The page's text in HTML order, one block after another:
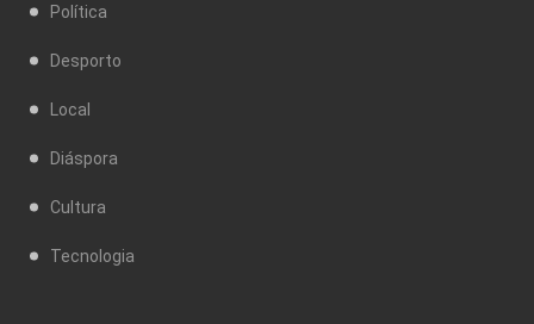
Política
Desporto
Local
Diáspora
Cultura
Tecnologia